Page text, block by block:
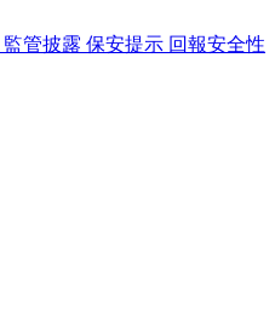
監管披露 保安提示 回報安全性